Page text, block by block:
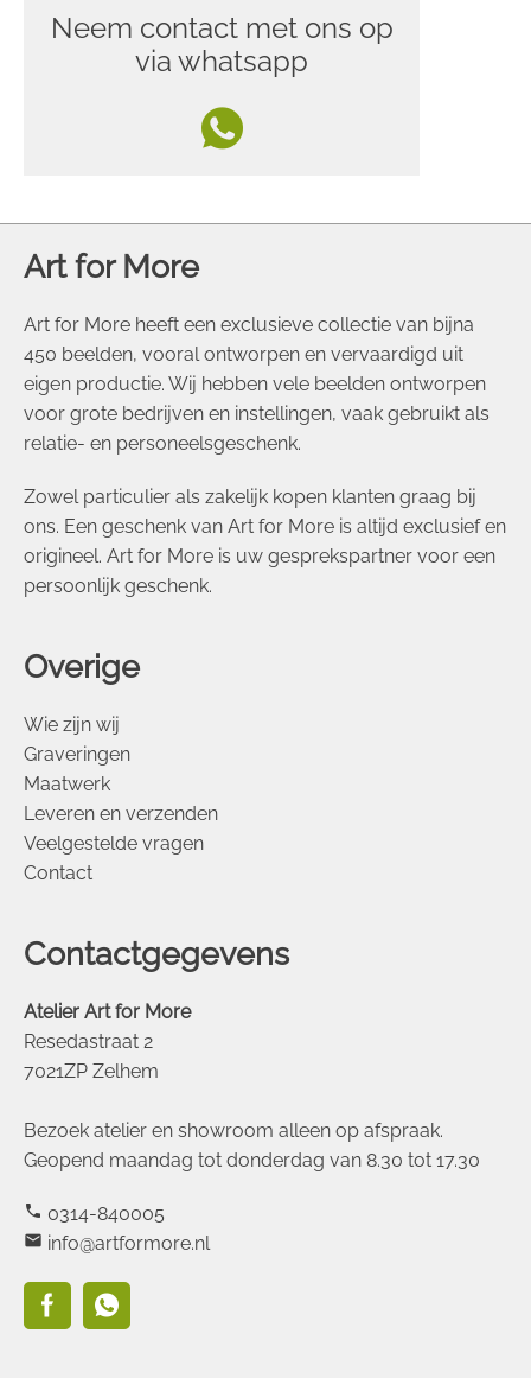
Neem contact met ons op
via whatsapp
Overige
Wie zijn wij
Graveringen
Maatwerk
Leveren en verzenden
Veelgestelde vragen
Contact
Contactgegevens
Atelier Art for More
Resedastraat 2
7021ZP Zelhem
Bezoek atelier en showroom alleen op afspraak.
Geopend maandag tot donderdag van 8.30 tot 17.30
phone 0314-840005
mail info@artformore.nl
Art for More
Art for More heeft een exclusieve collectie van bijna
450 beelden, vooral ontworpen en vervaardigd uit
eigen productie. Wij hebben vele beelden ontworpen
voor grote bedrijven en instellingen, vaak gebruikt als
relatie- en personeelsgeschenk.
Zowel particulier als zakelijk kopen klanten graag bij
ons. Een geschenk van Art for More is altijd exclusief en
origineel. Art for More is uw gesprekspartner voor een
persoonlijk geschenk.